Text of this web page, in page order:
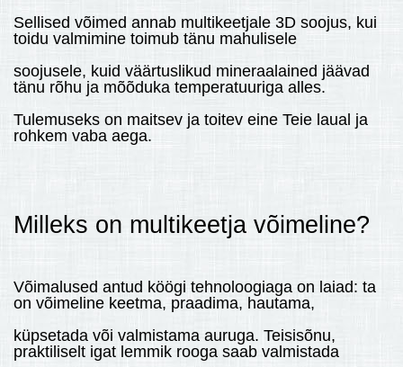
Sellised võimed annab multikeetjale 3D soojus, kui
toidu valmimine toimub tänu mahulisele
soojusele, kuid väärtuslikud mineraalained jäävad
tänu rõhu ja mõõduka temperatuuriga alles.
Tulemuseks on maitsev ja toitev eine Teie laual ja
rohkem vaba aega.
Milleks on multikeetja võimeline?
Võimalused antud köögi tehnoloogiaga on laiad: ta
on võimeline keetma, praadima, hautama,
küpsetada või valmistama auruga. Teisisõnu,
praktiliselt igat lemmik rooga saab valmistada